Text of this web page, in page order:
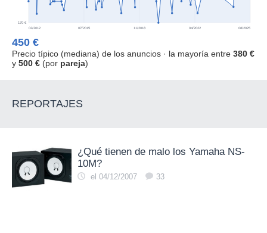
170 €
02/2012 07/2015 11/2018 04/2022 08/2025
450 €
Precio típico (mediana) de los anuncios · la mayoría entre 380 €
y 500 € (por pareja)
REPORTAJES
¿Qué tienen de malo los Yamaha NS-
10M?
el 04/12/2007 33